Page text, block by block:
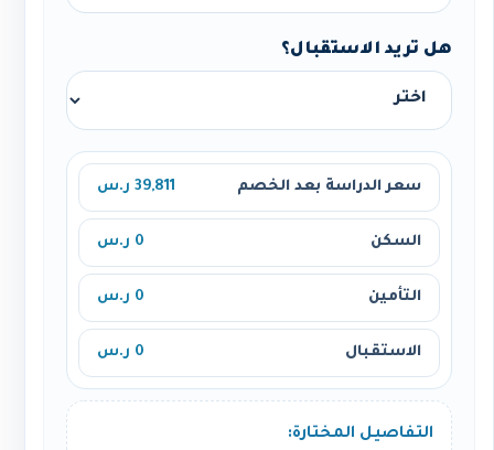
هل تريد الاستقبال؟
سعر الدراسة بعد الخصم 39,811 ر.س
السكن 0 ر.س
التأمين 0 ر.س
الاستقبال 0 ر.س
التفاصيل المختارة: